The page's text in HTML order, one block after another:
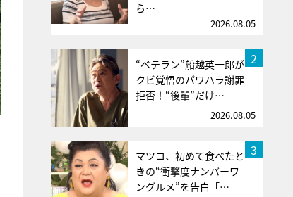
ら…
2026.08.05
2
“ベテラン”船越英一郎が
クビ覚悟のパワハラ謝罪
拒否！“後輩”だけ…
2026.08.05
3
マツコ、初めて食べたと
きの“衝撃度ナンバーワ
ングルメ”を告白「…